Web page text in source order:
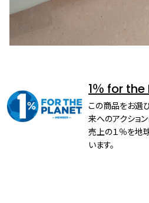
1％ for
この商品をお選
来へのアクショ
売上の１％を地
います。